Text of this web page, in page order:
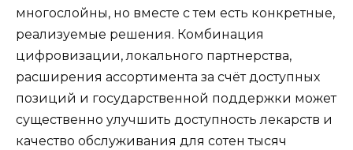
многослойны, но вместе с тем есть конкретные,
реализуемые решения. Комбинация
цифровизации, локального партнерства,
расширения ассортимента за счёт доступных
позиций и государственной поддержки может
существенно улучшить доступность лекарств и
качество обслуживания для сотен тысяч